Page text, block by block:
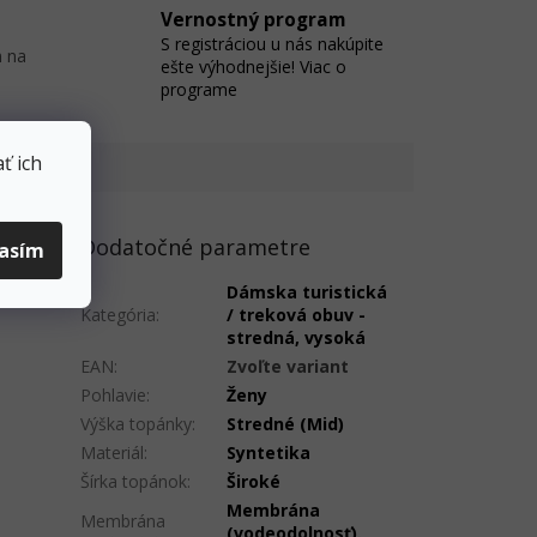
ich
na
Vernostný program
S registráciou u nás nakúpite
ešte výhodnejšie! Viac o
programe
Dodatočné parametre
Kategória:
Dámska turistická
/ treková obuv -
stredná, vysoká
EAN:
Zvoľte variant
Pohlavie:
Ženy
Výška topánky:
Stredné (Mid)
Materiál:
Syntetika
Šírka topánok:
Široké
Membrána
Membrána